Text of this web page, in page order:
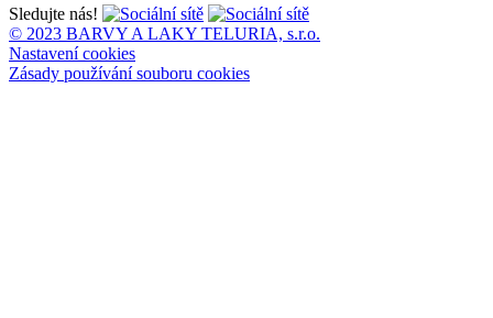
Sledujte nás!
© 2023 BARVY A LAKY TELURIA, s.r.o.
Nastavení cookies
Zásady používání souboru cookies